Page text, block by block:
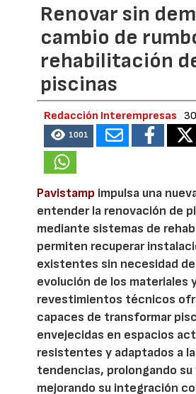
Renovar sin
cambio de
rehabilitación
piscinas
Redacción Interempresas
1001
Pavistamp impulsa una
entender la renovación de
mediante sistemas de
permiten recuperar
existentes sin necesidad
evolución de los materiales
revestimientos técnicos
capaces de transformar
envejecidas en espacios
resistentes y adaptados a
tendencias, prolongando su
mejorando su integración